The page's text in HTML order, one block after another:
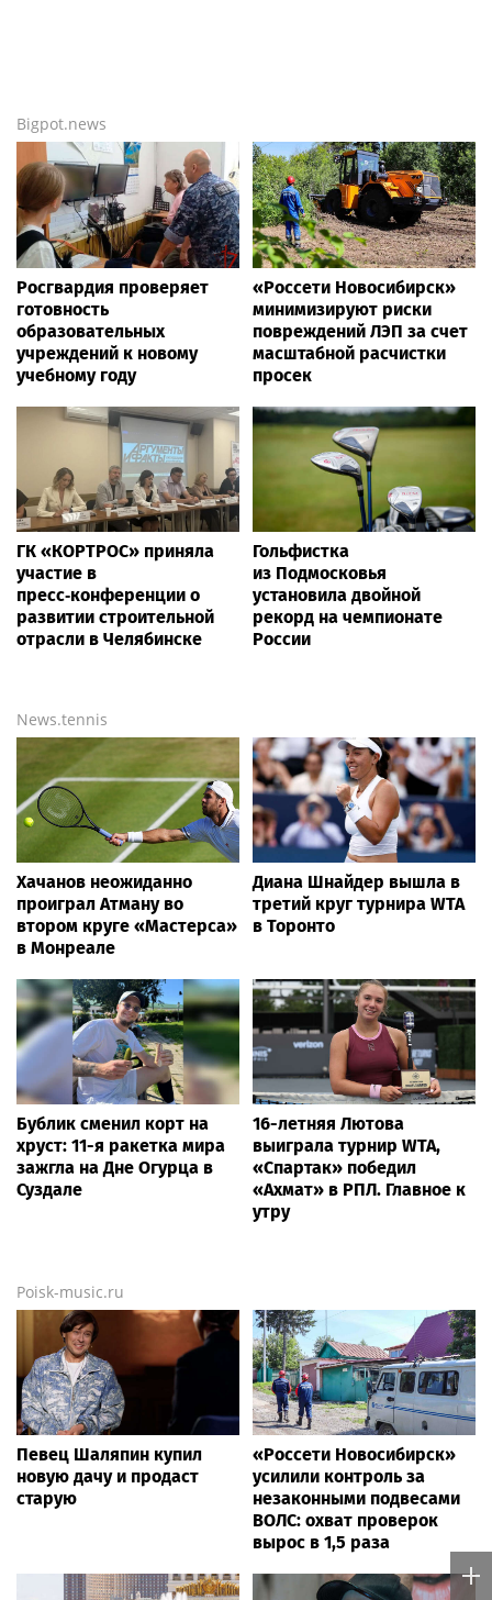
Bigpot.news
Росгвардия проверяет
готовность
образовательных
учреждений к новому
учебному году
«Россети Новосибирск»
минимизируют риски
повреждений ЛЭП за счет
масштабной расчистки
просек
ГК «КОРТРОС» приняла
участие в
пресс‑конференции о
развитии строительной
отрасли в Челябинске
Гольфистка
из Подмосковья
установила двойной
рекорд на чемпионате
России
News.tennis
Хачанов неожиданно
проиграл Атману во
втором круге «Мастерса»
в Монреале
Диана Шнайдер вышла в
третий круг турнира WTA
в Торонто
Бублик сменил корт на
хруст: 11-я ракетка мира
зажгла на Дне Огурца в
Суздале
16-летняя Лютова
выиграла турнир WTA,
«Спартак» победил
«Ахмат» в РПЛ. Главное к
утру
Poisk-music.ru
Певец Шаляпин купил
новую дачу и продаст
старую
«Россети Новосибирск»
усилили контроль за
незаконными подвесами
ВОЛС: охват проверок
вырос в 1,5 раза